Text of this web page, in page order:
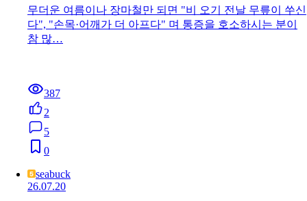
무더운 여름이나 장마철만 되면 "비 오기 전날 무릎이 쑤신
다", "손목·어깨가 더 아프다" 며 통증을 호소하시는 분이
참 많…